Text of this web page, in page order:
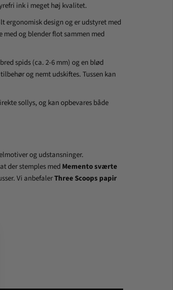
ink i meget høj kvalitet.
ergonomisk design og er udstyret med
og blender flot sammen med
spids (ca. 2-6 mm) og en blød
og nemt udskiftes. Tussen kan
sollys, og kan opbevares både
og udstansninger.
der stemples med Memento sværte
Vi anbefalerThree Scoops papir